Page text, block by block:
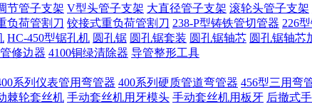
节管子支架 V型头管子支架 大直径管子支架 滚轮头管子支架
负荷管割刀 铰接式重负荷管割刀 238-P型铸铁管切管器 226
HC-450型锯孔机 圆孔锯 圆孔锯套装 圆孔锯轴芯 圆孔锯轴芯
修边器 4100铜绿清除器 导管整形工具
系列仪表管用弯管器 400系列硬质管道弯管器 456型三用弯
棘轮套丝机 手动套丝机用牙模头 手动套丝机用板牙 后撤式